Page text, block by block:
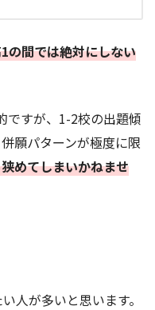
の間では絶対にしない
ですが、1-2校の出題傾
願パターンが極度に限
めてしまいかねませ
人が多いと思います。